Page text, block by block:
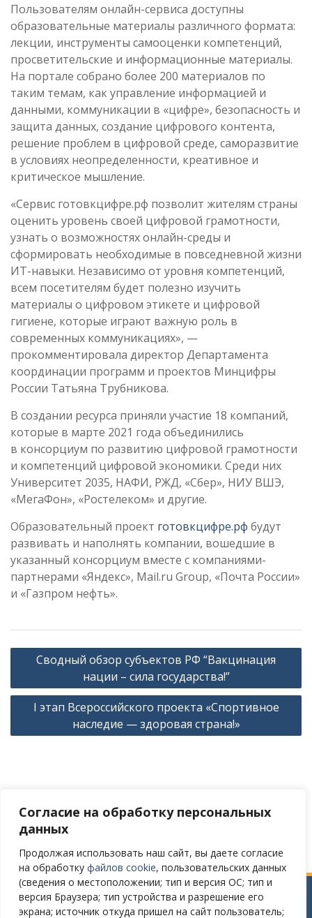
Согласие на обработку персональных
данных
Продолжая использовать наш сайт, вы даете согласие
на обработку файлов cookie, пользовательских данных
(сведения о местоположении; тип и версия ОС; тип и
версия Браузера; тип устройства и разрешение его
экрана; источник откуда пришел на сайт пользователь;
Пользователям онлайн-сервиса доступны
образовательные материалы различного формата:
лекции, инструменты самооценки компетенций,
просветительские и информационные материалы.
На портале собрано более 200 материалов по
таким темам, как управление информацией и
данными, коммуникации в «цифре», безопасность и
защита данных, создание цифрового контента,
решение проблем в цифровой среде, саморазвитие
в условиях неопределенности, креативное и
критическое мышление.
«Сервис готовкцифре.рф позволит жителям страны
оценить уровень своей цифровой грамотности,
узнать о возможностях онлайн-среды и
сформировать необходимые в повседневной жизни
ИТ-навыки. Независимо от уровня компетенций,
всем посетителям будет полезно изучить
материалы о цифровом этикете и цифровой
гигиене, которые играют важную роль в
современных коммуникациях», —
прокомментировала директор Департамента
координации программ и проектов Минцифры
России Татьяна Трубникова.
В создании ресурса приняли участие 18 компаний,
которые в марте 2021 года объединились
в консорциум по развитию цифровой грамотности
и компетенций цифровой экономики. Среди них
Университет 2035, НАФИ, РЖД, «Сбер», НИУ ВШЭ,
«МегаФон», «Ростелеком» и другие.
Образовательный проект готовкцифре.рф будут
развивать и наполнять компании, вошедшие в
указанный консорциум вместе с компаниями-
партнерами «Яндекс», Mail.ru Group, «Почта России»
и «Газпром нефть».
Навигация
записям
Сводный обзор субъектов РФ “Вакцинация
нации – сила государства!”
I этап Всероссийского проекта «Спортивное
наследие — здоровая страна!»
Версия сайта для слабовидящих
Сайт разработан в соответствии